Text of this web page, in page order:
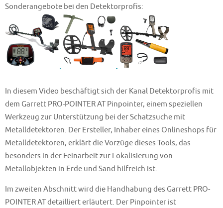
Sonderangebote bei den Detektorprofis:
In diesem Video beschäftigt sich der Kanal Detektorprofis mit
dem Garrett PRO-POINTER AT Pinpointer, einem speziellen
Werkzeug zur Unterstützung bei der Schatzsuche mit
Metalldetektoren. Der Ersteller, Inhaber eines Onlineshops für
Metalldetektoren, erklärt die Vorzüge dieses Tools, das
besonders in der Feinarbeit zur Lokalisierung von
Metallobjekten in Erde und Sand hilfreich ist.
Im zweiten Abschnitt wird die Handhabung des Garrett PRO-
POINTER AT detailliert erläutert. Der Pinpointer ist